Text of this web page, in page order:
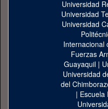
Universidad
Universidad
Universidad
Internacional
Fuerzas
Guayaquil|
Universidad
del
| Escuela